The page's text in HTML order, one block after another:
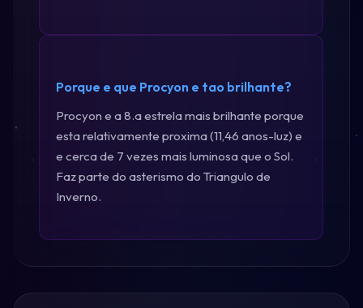
Porque e que Procyon e tao brilhante?
Procyon e a 8.a estrela mais brilhante porque
esta relativamente proxima (11,46 anos-luz) e
e cerca de 7 vezes mais luminosa que o Sol.
Faz parte do asterismo do Triangulo de
Inverno.